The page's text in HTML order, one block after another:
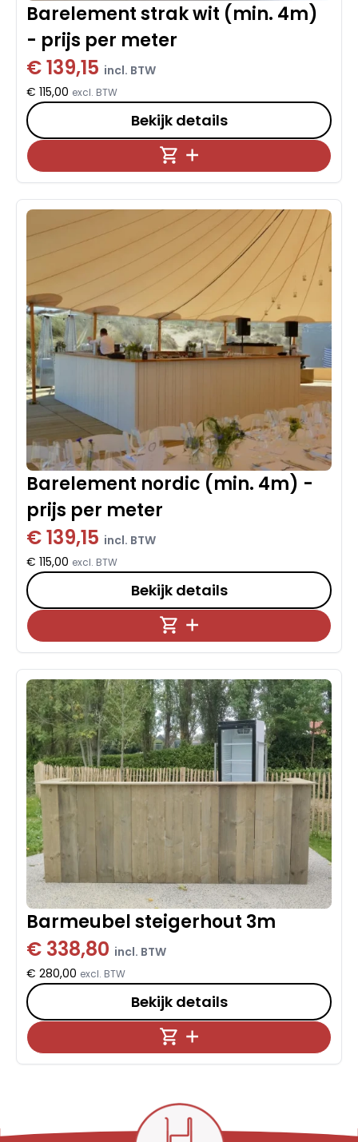
Barelement strak wit (min. 4m)
- prijs per meter
€ 139,15 incl. BTW
€ 115,00 excl. BTW
Bekijk details
Barelement nordic (min. 4m) -
prijs per meter
€ 139,15 incl. BTW
€ 115,00 excl. BTW
Bekijk details
Barmeubel steigerhout 3m
€ 338,80 incl. BTW
€ 280,00 excl. BTW
Bekijk details